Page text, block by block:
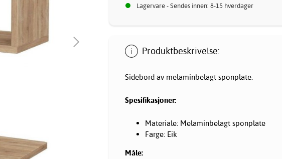
Lagervare - Sendes innen: 8-15 hverdager
Produktbeskrivelse:
Sidebord av melaminbelagt sponplate.
Spesifikasjoner:
Materiale: Melaminbelagt sponplate
Farge: Eik
Måle: